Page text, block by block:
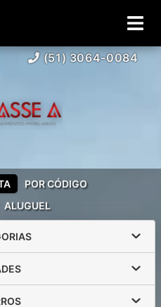
(51) 3064-0084
ALUGUEL
POR CÓDIGO